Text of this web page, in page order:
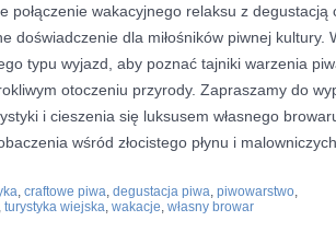
połączenie wakacyjnego relaksu z
doświadczenie dla miłośników piwnej‍ kultury.
​typu ‍wyjazd, ⁤aby ⁤poznać ‍tajniki warzenia
otoczeniu przyrody. Zapraszamy do
i​ cieszenia się luksusem własnego
wśród złocistego ​płynu i⁢
, craftowe piwa, degustacja piwa, piwowarstwo,
, turystyka wiejska, wakacje, własny browar